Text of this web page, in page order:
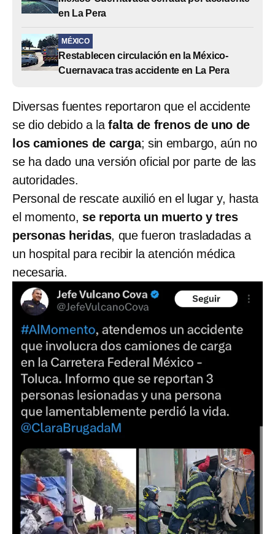
en La Pera
MÉXICO
Restablecen circulación en la México-
Cuernavaca tras accidente en La Pera
Diversas fuentes reportaron que el accidente
se dio debido a lafalta de frenos de uno de
los camiones de carga; sin embargo, aún no
se ha dado una versión oficial por parte de las
autoridades.
Personal de rescate auxilió en el lugar y, hasta
el momento, se reporta un muerto y tres
personas heridas, que fueron trasladadas a
un hospital para recibir la atención médica
necesaria.